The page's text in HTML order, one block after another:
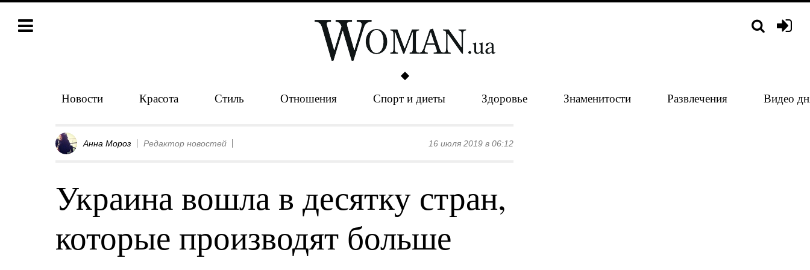
Новости Красота Стиль Отношения Спорт и диеты Здоровье Знаменитости Развлечения Видео
Анна Мороз Редактор новостей 16 июля 2019 в 06:12
Украина вошла в десятку стран,
которые производят больше